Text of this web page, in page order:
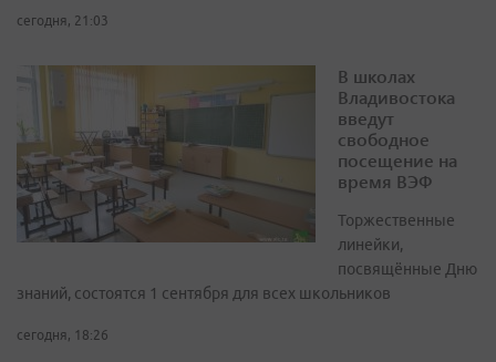
сегодня, 21:03
В школах
Владивостока
введут
свободное
посещение на
время ВЭФ
Торжественные
линейки,
посвящённые Дню
знаний, состоятся 1 сентября для всех школьников
сегодня, 18:26